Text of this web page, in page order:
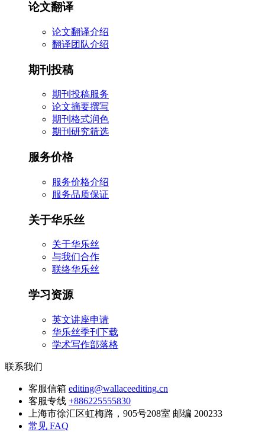
论文翻译
论文翻译介绍
翻译团队介绍
期刊投稿
期刊投稿服务
论文摘要撰写
期刊格式润色
期刊研究筛选
服务价格
服务价格介绍
服务品质保证
关于华乐丝
关于华乐丝
与我们合作
联络华乐丝
学习资源
英文讲座申请
华乐丝季刊下载
学术写作部落格
联系我们
客服信箱 editing@wallaceediting.cn
客服专线 +886225555830
上海市徐汇区虹梅路，905号208室 邮编 200233
常见 FAQ